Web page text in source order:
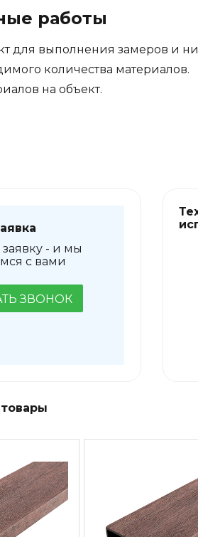
работы
для выполнения замеров и
количества материалов.
на объект.
заявку - и мы
с вами
ЗВОНОК